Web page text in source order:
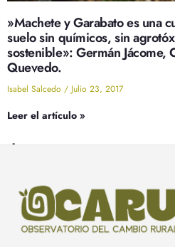
»Machete y Garabato es una
suelo sin químicos, sin
sostenible»: Germán
Quevedo.
Isabel Salcedo Julio 23, 2017
Leer el artículo »